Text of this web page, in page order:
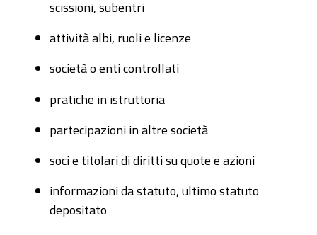
scissioni, subentri
attività albi, ruoli e licenze
società o enti controllati
pratiche in istruttoria
partecipazioni in altre società
soci e titolari di diritti su quote e azioni
informazioni da statuto, ultimo statuto
depositato